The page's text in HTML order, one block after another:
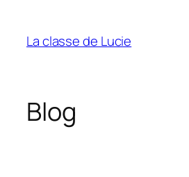
contenu
La classe de Lucie
Blog